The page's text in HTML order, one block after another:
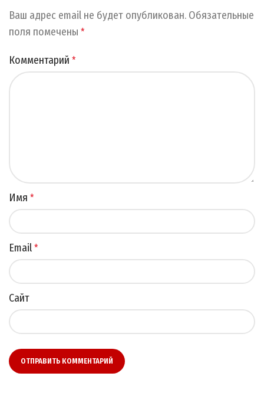
Ваш адрес email не будет опубликован. Обязательные
поля помечены *
Комментарий *
Имя *
Email *
Сайт